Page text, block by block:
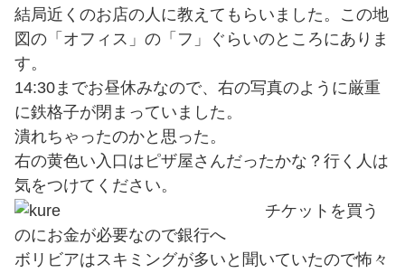
結局近くのお店の人に教えてもらいました。この地
図の「オフィス」の「フ」ぐらいのところにありま
す。
14:30までお昼休みなので、右の写真のように厳重
に鉄格子が閉まっていました。
潰れちゃったのかと思った。
右の黄色い入口はピザ屋さんだったかな？行く人は
気をつけてください。
チケットを買う
のにお金が必要なので銀行へ
ボリビアはスキミングが多いと聞いていたので怖々